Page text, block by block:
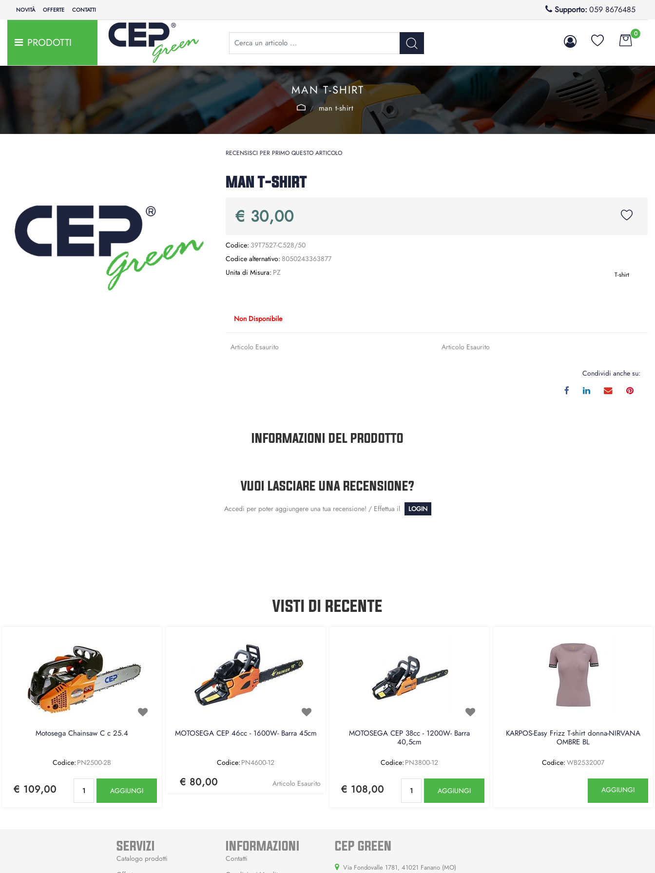
NOVITÀ OFFERTE CONTATTI Supporto: 059 8676485
PRODOTTI
0
MAN T-SHIRT
man t-shirt
RECENSISCI PER PRIMO QUESTO ARTICOLO
MAN T-SHIRT
€ 30,00
Codice: 39T7527-C528/50
Codice alternativo: 8050243363877
Unita di Misura: PZ T-shirt
Non Disponibile
Articolo Esaurito Articolo Esaurito
Condividi anche su:
INFORMAZIONI DEL PRODOTTO
VUOI LASCIARE UNA RECENSIONE?
Accedi per poter aggiungere una tua recensione! / Effettua il LOGIN
VISTI DI RECENTE
Motosega Chainsaw C c 25.4
Codice: PN2500-2B
€ 109,00 AGGIUNGI
MOTOSEGA CEP 46cc - 1600W- Barra 45cm
Codice: PN4600-12
€ 80,00 Articolo Esaurito
MOTOSEGA CEP 38cc - 1200W- Barra
40,5cm
Codice: PN3800-12
€ 108,00 AGGIUNGI
KARPOS-Easy Frizz T-shirt donna-NIRVANA
OMBRE BL
Codice: WB2532007
AGGIUNGI
SERVIZI
Catalogo prodotti
INFORMAZIONI
Contatti
CEP GREEN
Via Fondovalle 1781, 41021 Fanano (MO)